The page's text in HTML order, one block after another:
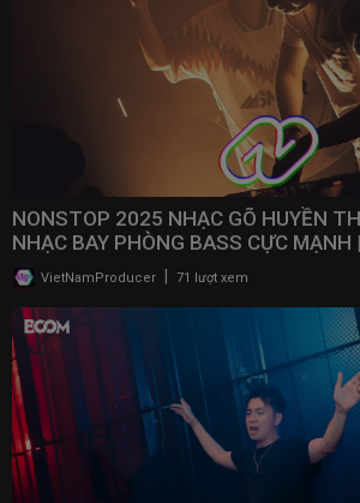
NONSTOP 2025 NHẠC GÕ HUYỀN
NHẠC BAY PHÒNG BASS CỰC
VINAHOUSE
VietNamProducer 71 lượt xem